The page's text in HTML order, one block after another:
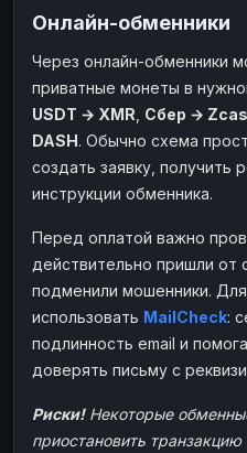
Онлайн-обменники
Через онлайн-обменники
приватные монеты в
USDT → XMR Сбер →
DASH. Обычно схема
создать заявку, получить
инструкции обменника.
Перед оплатой важно
действительно пришли от
подменили мошенники.
использовать MailCheck:
подлинность email и
доверять письму с
Риски!Некоторые
приостановить